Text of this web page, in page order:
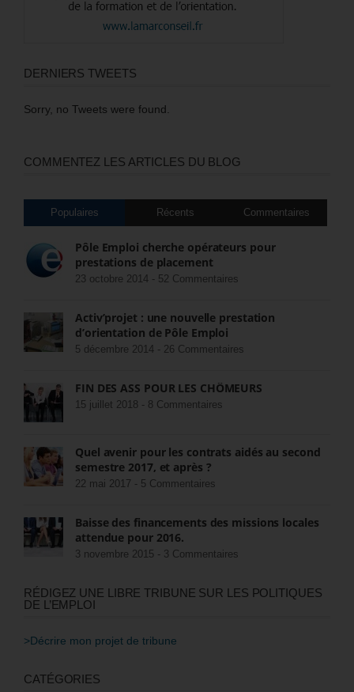
DERNIERS TWEETS
Sorry, no Tweets were found.
COMMENTEZ LES ARTICLES DU BLOG
Populaires Récents Commentaires
Pôle Emploi cherche opérateurs pour
prestations de placement
23 octobre 2014 - 52 Commentaires
Activ’projet : une nouvelle prestation
d’orientation de Pôle Emploi
5 décembre 2014 - 26 Commentaires
FIN DES ASS POUR LES CHÔMEURS
15 juillet 2018 - 8 Commentaires
Quel avenir pour les contrats aidés au second
semestre 2017, et après ?
22 mai 2017 - 5 Commentaires
Baisse des financements des missions locales
attendue pour 2016.
3 novembre 2015 - 3 Commentaires
RÉDIGEZ UNE LIBRE TRIBUNE SUR LES POLITIQUES
DE L’EMPLOI
>Décrire mon projet de tribune
CATÉGORIES